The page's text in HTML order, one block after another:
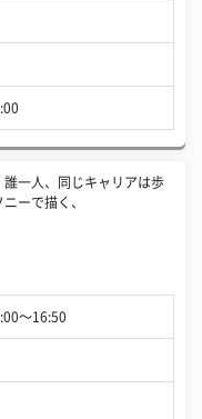
誰一人、同じキャリアは歩
ーで描く、
〜16:50